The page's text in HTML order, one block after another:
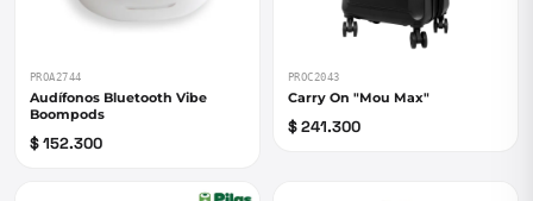
PROA2744
Audífonos Bluetooth Vibe
Boompods
$ 152.300
PROC2043
Carry On "Mou Max"
$ 241.300